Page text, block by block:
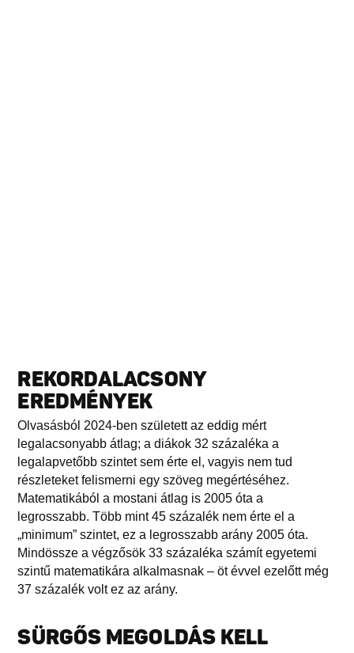
REKORDALACSONY
EREDMÉNYEK
Olvasásból 2024-ben született az eddig mért
legalacsonyabb átlag; a diákok 32 százaléka a
legalapvetőbb szintet sem érte el, vagyis nem tud
részleteket felismerni egy szöveg megértéséhez.
Matematikából a mostani átlag is 2005 óta a
legrosszabb. Több mint 45 százalék nem érte el a
„minimum” szintet, ez a legrosszabb arány 2005 óta.
Mindössze a végzősök 33 százaléka számít egyetemi
szintű matematikára alkalmasnak – öt évvel ezelőtt még
37 százalék volt ez az arány.
SÜRGŐS MEGOLDÁS KELL